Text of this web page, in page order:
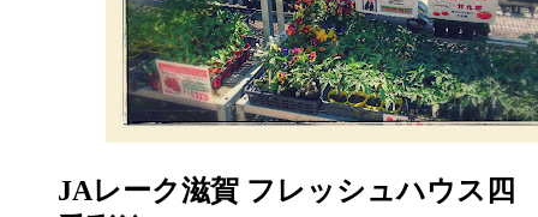
JAレーク滋賀 フレッシュハウス四